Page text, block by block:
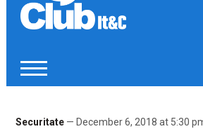
Securitate— December 6, 2018 at 5:30